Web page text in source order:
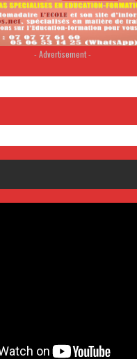
- Advertisement -